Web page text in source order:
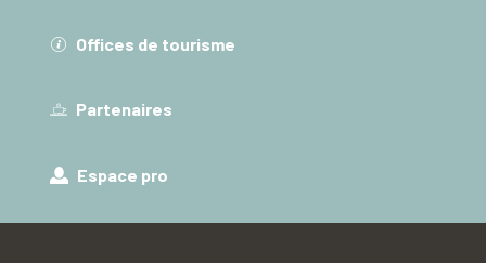
Offices de tourisme
Partenaires
Espace pro